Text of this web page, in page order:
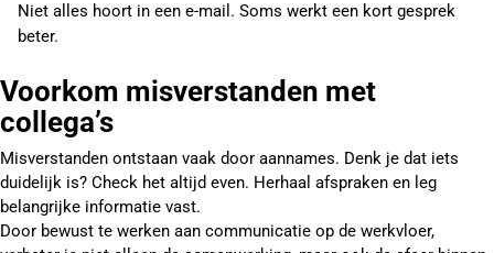
Niet alles hoort in een e-mail. Soms werkt een kort gesprek
beter.
Voorkom misverstanden met
collega’s
Misverstanden ontstaan vaak door aannames. Denk je dat iets
duidelijk is? Check het altijd even. Herhaal afspraken en leg
belangrijke informatie vast.
Door bewust te werken aan communicatie op de werkvloer,